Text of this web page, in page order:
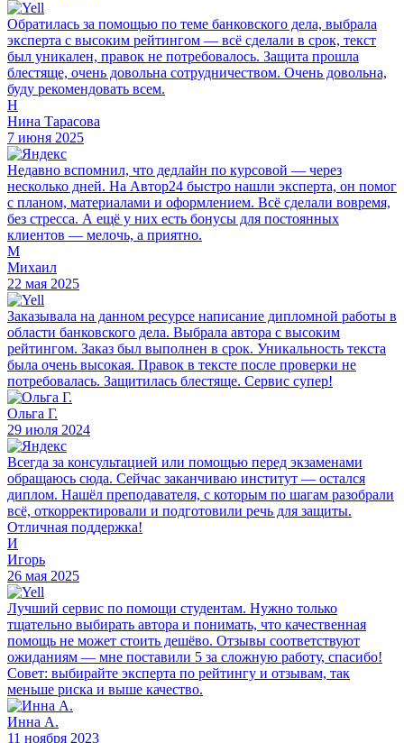
Обратилась за помощью по теме банковского дела, выбрала
эксперта с высоким рейтингом — всё сделали в срок, текст
был уникален, правок не потребовалось. Защита прошла
блестяще, очень довольна сотрудничеством. Очень довольна,
буду рекомендовать всем.
Н
Нина Тарасова
7 июня 2025
Недавно вспомнил, что дедлайн по курсовой — через
несколько дней. На Автор24 быстро нашли эксперта, он помог
с планом, материалами и оформлением. Всё сделали вовремя,
без стресса. А ещё у них есть бонусы для постоянных
клиентов — мелочь, а приятно.
М
Михаил
22 мая 2025
Заказывала на данном ресурсе написание дипломной работы в
области банковского дела. Выбрала автора с высоким
рейтингом. Заказ был выполнен в срок. Уникальность текста
была очень высокая. Правок в тексте после проверки не
потребовалась. Защитилась блестяще. Сервис супер!
Ольга Г.
29 июля 2024
Всегда за консультацией или помощью перед экзаменами
обращаюсь сюда. Сейчас заканчиваю институт — остался
диплом. Нашёл преподавателя, с которым по шагам разобрали
всё, откорректировали и подготовили речь для защиты.
Отличная поддержка!
И
Игорь
26 мая 2025
Лучший сервис по помощи студентам. Нужно только
тщательно выбирать автора и понимать, что качественная
помощь не может стоить дешёво. Отзывы соответствуют
ожиданиям — мне поставили 5 за сложную работу, спасибо!
Совет: выбирайте эксперта по рейтингу и отзывам, так
меньше риска и выше качество.
Инна А.
11 ноября 2023